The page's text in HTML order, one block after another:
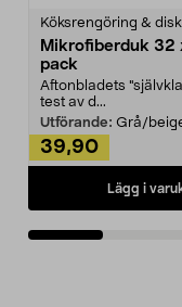
Köksrengöring & disk
Mikrofiberduk 32
pack
Aftonbladets
test av d...
Utförande: Grå/
39,90
Lägg i